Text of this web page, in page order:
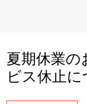
夏期休業の
ビス休止に